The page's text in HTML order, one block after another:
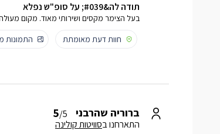
תודה לה&#039; על סופ"ש נפלא
בעל הצימר מקסים ושירותי מאוד. מקום
חוות דעת מאומתת
התמונות
ברוריה שהרבני 5/5
התארחנו בסוויטות קולינה